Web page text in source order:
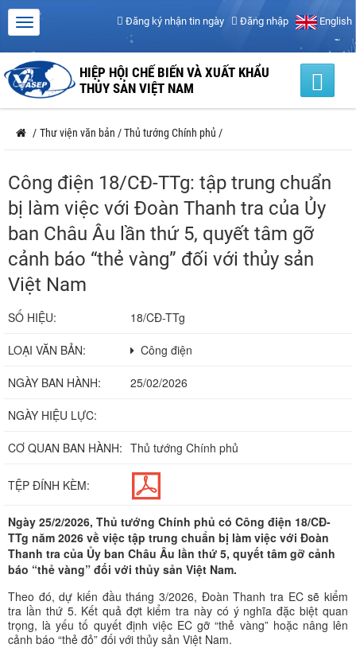
Đăng ký nhận tin ngày Đăng nhập English
HIỆP HỘI CHẾ BIẾN VÀ XUẤT KHẨU
THỦY SẢN VIỆT NAM
/ Thư viện văn bản /Thủ tướng Chính phủ /
Công điện 18/CĐ-TTg: tập trung chuẩn
bị làm việc với Đoàn Thanh tra của Ủy
ban Châu Âu lần thứ 5, quyết tâm gỡ
cảnh báo “thẻ vàng” đối với thủy sản
Việt Nam
SỐ HIỆU: 18/CĐ-TTg
LOẠI VĂN BẢN: Công điện
NGÀY BAN HÀNH: 25/02/2026
NGÀY HIỆU LỰC:
CƠ QUAN BAN HÀNH: Thủ tướng Chính phủ
TỆP ĐÍNH KÈM:
Ngày 25/2/2026, Thủ tướng Chính phủ có Công điện 18/CĐ-
TTg năm 2026 về việc tập trung chuẩn bị làm việc với Đoàn
Thanh tra của Ủy ban Châu Âu lần thứ 5, quyết tâm gỡ cảnh
báo “thẻ vàng” đối với thủy sản Việt Nam.
Theo đó, dự kiến đầu tháng 3/2026, Đoàn Thanh tra EC sẽ kiểm
tra lần thứ 5. Kết quả đợt kiểm tra này có ý nghĩa đặc biệt quan
trọng, là yếu tố quyết định việc EC gỡ “thẻ vàng” hoặc nâng lên
cảnh báo “thẻ đỏ” đối với thủy sản Việt Nam.